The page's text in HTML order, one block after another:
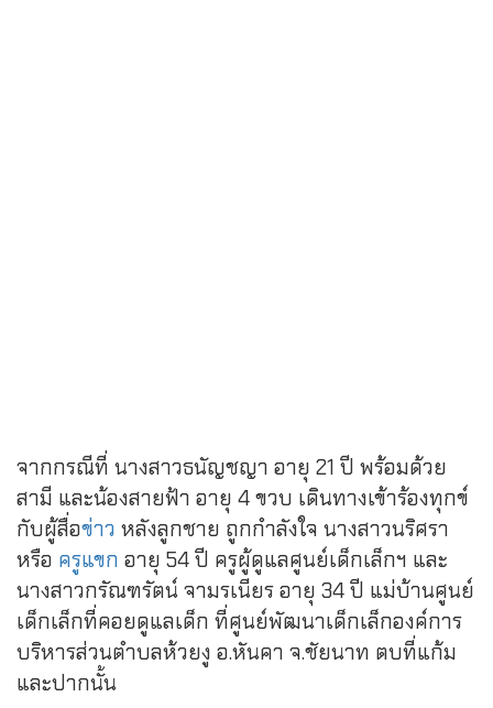
จากกรณีที่ นางสาวธนัญชญา อายุ 21 ปี พร้อมด้วย
สามี และน้องสายฟ้า อายุ 4 ขวบ เดินทางเข้าร้องทุกข์
กับผู้สื่อข่าว หลังลูกชาย ถูกกำลังใจ นางสาวนริศรา
หรือ ครูแขก อายุ 54 ปี ครูผู้ดูแลศูนย์เด็กเล็กฯ และ
นางสาวกรัณฑรัตน์ จามรเนียร อายุ 34 ปี แม่บ้านศูนย์
เด็กเล็กที่คอยดูแลเด็ก ที่ศูนย์พัฒนาเด็กเล็กองค์การ
บริหารส่วนตำบลห้วยงู อ.หันคา จ.ชัยนาท ตบที่แก้ม
และปากนั้น